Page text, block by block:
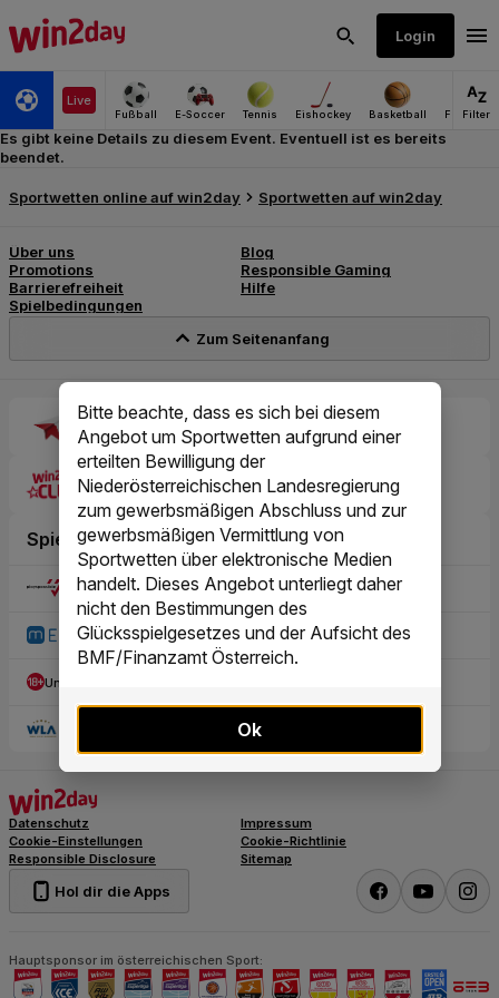
Bitte beachte, dass es sich bei diesem
Angebot um Sportwetten aufgrund einer
erteilten Bewilligung der
Niederösterreichischen Landesregierung
zum gewerbsmäßigen Abschluss und zur
gewerbsmäßigen Vermittlung von
Sportwetten über elektronische Medien
handelt. Dieses Angebot unterliegt daher
nicht den Bestimmungen des
Glücksspielgesetzes und der Aufsicht des
BMF/Finanzamt Österreich.
Ok
Es gibt keine Details zu diesem Event. Eventuell ist es bereits
beendet.